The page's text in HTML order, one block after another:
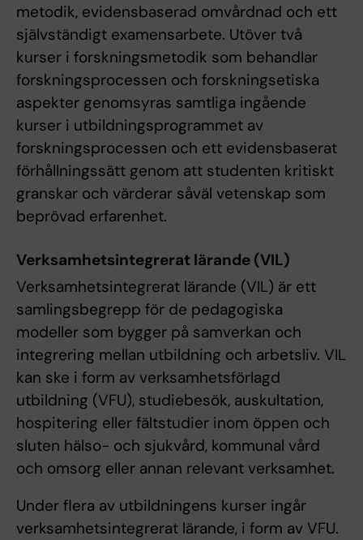
metodik, evidensbaserad omvårdnad och ett
självständigt examensarbete. Utöver två
kurser i forskningsmetodik som behandlar
forskningsprocessen och forskningsetiska
aspekter genomsyras samtliga ingående
kurser i utbildningsprogrammet av
forskningsprocessen och ett evidensbaserat
förhållningssätt genom att studenten kritiskt
granskar och värderar såväl vetenskap som
beprövad erfarenhet.
Verksamhetsintegrerat lärande (VIL)
Verksamhetsintegrerat lärande (VIL) är ett
samlingsbegrepp för de pedagogiska
modeller som bygger på samverkan och
integrering mellan utbildning och arbetsliv. VIL
kan ske i form av verksamhetsförlagd
utbildning (VFU), studiebesök, auskultation,
hospitering eller fältstudier inom öppen och
sluten hälso- och sjukvård, kommunal vård
och omsorg eller annan relevant verksamhet.
Under flera av utbildningens kurser ingår
verksamhetsintegrerat lärande, i form av VFU.